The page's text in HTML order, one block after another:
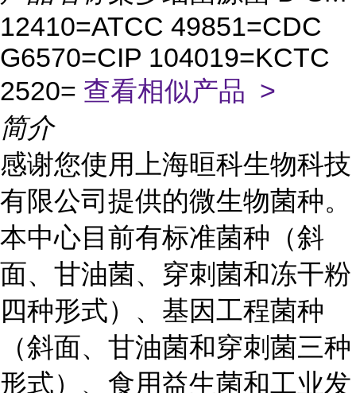
12410=ATCC 49851=CDC
G6570=CIP 104019=KCTC
2520= 查看相似产品 >
简介
感谢您使用上海晅科生物科技
有限公司提供的微生物菌种。
本中心目前有标准菌种（斜
面、甘油菌、穿刺菌和冻干粉
四种形式）、基因工程菌种
（斜面、甘油菌和穿刺菌三种
形式）、食用益生菌和工业发